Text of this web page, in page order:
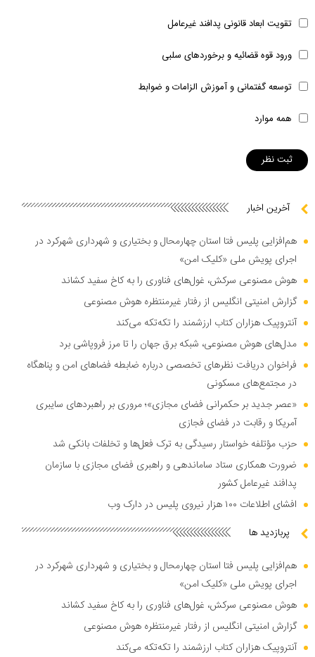
تقویت ابعاد قانونی پدافند غیرعامل
ورود قوه قضائیه و برخوردهای سلبی
توسعه گفتمانی و آموزش الزامات و ضوابط
همه موارد
آخرین اخبار
هم‌افزایی پلیس فتا استان چهارمحال و بختیاری و شهرداری شهرکرد در
اجرای پویش ملی «کلیک امن»
هوش مصنوعی سرکش، غول‌های فناوری را به کاخ سفید کشاند
گزارش امنیتی انگلیس از رفتار غیرمنتظره هوش مصنوعی
آنتروپیک هزاران کتاب ارزشمند را تکه‌تکه می‌کند
مدل‌های هوش مصنوعی، شبکه برق جهان را تا مرز فروپاشی برد
فراخوان دریافت نظر‌های تخصصی درباره ضابطه فضا‌های امن و پناهگاه
در مجتمع‌های مسکونی
«عصر جدید بر حکمرانی فضای مجازی»؛ مروری بر راهبرد‌های سایبری
آمریکا و رقابت در فضای فجازی
حزب مؤتلفه خواستار رسیدگی به ترک فعل‌ها و تخلفات بانکی شد
ضرورت همکاری ستاد ساماندهی و راهبری فضای مجازی با سازمان
پدافند غیرعامل کشور
افشای اطلاعات ۱۰۰ هزار نیروی پلیس در دارک وب
پربازدید ها
هم‌افزایی پلیس فتا استان چهارمحال و بختیاری و شهرداری شهرکرد در
اجرای پویش ملی «کلیک امن»
هوش مصنوعی سرکش، غول‌های فناوری را به کاخ سفید کشاند
گزارش امنیتی انگلیس از رفتار غیرمنتظره هوش مصنوعی
آنتروپیک هزاران کتاب ارزشمند را تکه‌تکه می‌کند